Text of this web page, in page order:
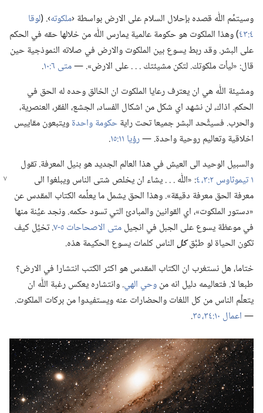
وسيتمِّم اللّٰه قصده بإحلال السلام على الارض بواسطة ‹‏ملكوته‏›.‏ (‏لوقا
٤:‏٤٣
‏)‏ وهذا الملكوت هو حكومة عالمية يمارس اللّٰه من خلالها حقه في الحكم
على البشر.‏ وقد ربط يسوع بين الملكوت والارض في صلاته النموذجية حين
قال:‏ «ليأت ملكوتك.‏ لتكن مشيئتك .‏ .‏ .‏ على الارض».‏ —‏متى ٦:‏١٠
‏.‏
ومشيئة اللّٰه هي ان يعترف رعايا الملكوت ان الخالق وحده له الحق في
الحكم.‏ اذاك،‏ لن نشهد اي شكل من اشكال الفساد،‏ الجشع،‏ الفقر،‏ العنصرية،‏
والحرب.‏ فسيتَّحد البشر جميعا تحت رايةحكومة واحدةويتبعون مقاييس
اخلاقية وتعاليم روحية واحدة.‏ —‏رؤيا ١١:‏١٥
‏.‏
والسبيل الوحيد الى العيش في هذا العالم الجديد هو بنيل المعرفة.‏ تقول
١ تيموثاوس ٢:‏٣،‏ ٤
‏:‏ «اللّٰه .‏ .‏ .‏ يشاء ان يخلص شتى الناسويبلغوا الى
معرفة الحق معرفة دقيقة».‏ وهذا الحق يشمل ما يعلِّمه الكتاب المقدس عن
«دستور الملكوت»،‏ اي القوانين والمبادئ التي تسود حكمه.‏ ونجد عيِّنة منها
في موعظة يسوع على الجبل في انجيلمتى الاصحاحات ٥-‏٧
‏.‏ تخيَّل كيف
تكون الحياة لو طبَّقكلالناس كلمات يسوع الحكيمة هذه.‏
ختاما،‏ هل نستغرب ان الكتاب المقدس هو اكثر الكتب انتشارا في الارض؟‏
طبعا لا.‏ فتعاليمه دليل انه منوحي الهي‏.‏ وانتشاره يعكس رغبة اللّٰه ان
يتعلَّم الناس من كل اللغات والحضارات عنه ويستفيدوا من بركات الملكوت.‏
—‏اعمال ١٠:‏٣٤،‏ ٣٥ ‏.‏